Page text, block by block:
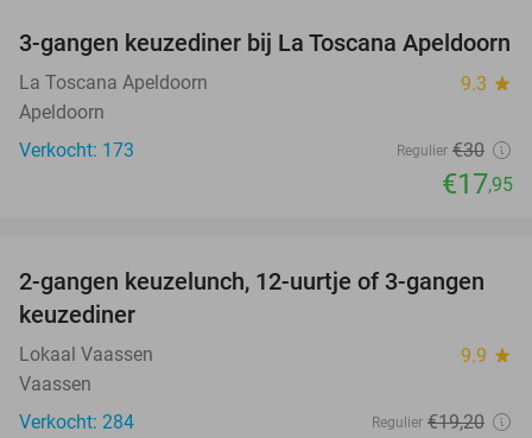
40%
3-gangen keuzediner bij La Toscana Apeldoorn
La Toscana Apeldoorn 9.3 star
Apeldoorn
Verkocht: 173
Regulier €30
€17,95
43%
2-gangen keuzelunch, 12-uurtje of 3-gangen
keuzediner
Lokaal Vaassen 9.9 star
Vaassen
Verkocht: 284
Regulier €19,20